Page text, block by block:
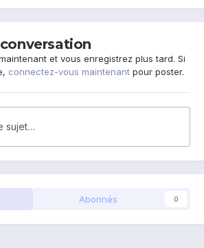
et vous enregistrez plus tard. Si
connectez-vous maintenant pour poster.
sujet…
Abonnés 0